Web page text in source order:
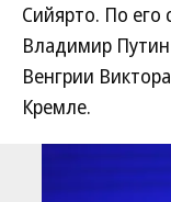
Сийярто. По его
Владимир
Венгрии
Кремле.